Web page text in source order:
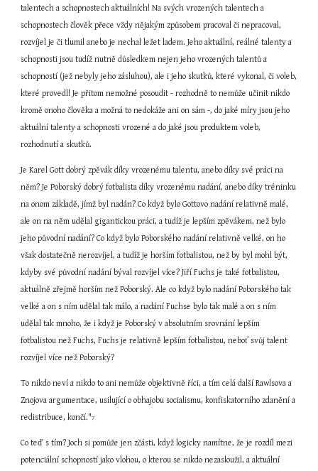
talentech a schopnostech aktuálních! Na svých vrozených talentech a
schopnostech člověk přece vždy nějakým způsobem pracoval či nepracoval,
rozvíjel je či tlumil anebo je nechal ležet ladem. Jeho aktuální, reálné talenty a
schopnosti jsou tudíž nutně důsledkem nejen jeho vrozených talentů a
schopností (jež nebyly jeho zásluhou), ale i jeho skutků, které vykonal, či voleb,
které provedl! Je přitom nemožné posoudit - rozhodně to nemůže učinit nikdo
kromě onoho člověka a možná to nedokáže ani on sám -, do jaké míry jsou jeho
aktuální talenty a schopnosti vrozené a do jaké jsou produktem voleb,
rozhodnutí a skutků.
Je Karel Gott dobrý zpěvák díky vrozenému talentu, anebo díky své práci na
něm? Je Poborský dobrý fotbalista díky vrozenému nadání, anebo díky tréninku
na onom základě, jímž byl nadán? Co když bylo Gottovo nadání relativně malé,
ale on na něm udělal gigantickou práci, a tudíž je lepším zpěvákem, než bylo
jeho původní nadání? Co když bylo Poborského nadání relativně velké, on ho
však dostatečně nerozvíjel, a tudíž je horším fotbalistou, než by byl mohl být,
kdyby své původní nadání býval rozvíjel více? Jiří Fuchs je také fotbalistou,
aktuálně zřejmě horším než Poborský. Ale co když bylo nadání Poborského tak
velké a on s ním udělal tak málo, a nadání Fuchse bylo tak malé a on s ním
udělal tak mnoho, že i když je Poborský v absolutním srovnání lepším
fotbalistou než Fuchs, Fuchs je relativně lepším fotbalistou, neboť svůj talent
rozvíjel více než Poborský?
To nikdo neví a nikdo to ani nemůže objektivně říci, a tím celá další Rawlsova a
Znojova argumentace, usilující o obhajobu socialismu, konfiskatorního zdanění a
redistribuce, končí."7
Co teď s tím? Joch si pomůže jen zčásti, když logicky namítne, že je rozdíl mezi
potenciální schopností jako vlohou, o kterou se nikdo nezasloužil, a aktuální